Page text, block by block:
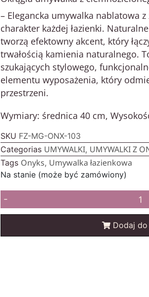
– Elegancka umywalka nablatowa
charakter każdej łazienki.
tworzą efektowny akcent, który
trwałością kamienia naturalnego.
szukających stylowego,
elementu wyposażenia, który
przestrzeni.
Wymiary: średnica 40 cm,
SKU FZ-MG-ONX-103
Categorias UMYWALKI, UMYWALKI Z
Tags Onyks, Umywalka łazienkowa
Na stanie (może być zamówiony)
-
Dodaj